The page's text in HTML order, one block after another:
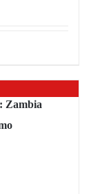
Zambia